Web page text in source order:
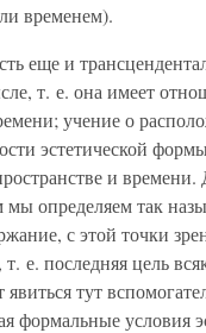
временем).
еще и
т. е. она имеет
учение о
эстетической
и времени.
определяем так
с этой точки
, т. е. последняя цель
явиться тут
формальные условия